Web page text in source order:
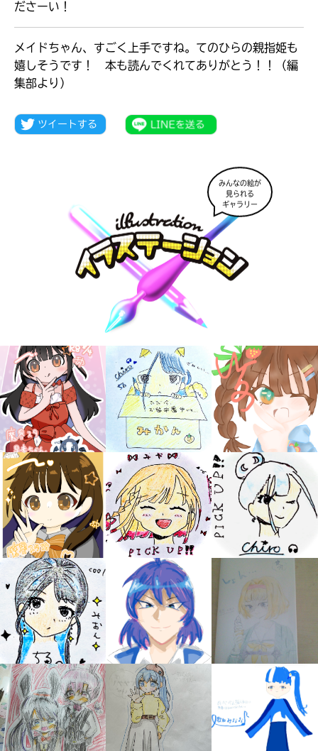
キミノラジオ配信中！
いろんな動画が
見られる
みんなの絵が
ギャラリー
ださーい！
メイドちゃん、すごく上手ですね。てのひらの親指姫も
嬉しそうです！ 本も読んでくれてありがとう！！（編
集部より）
みんなの絵が
見られる
ギャラリー